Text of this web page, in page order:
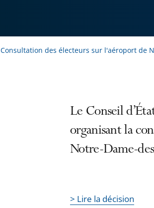
Consultation des électeurs sur l'aéroport de
Le Conseil
organisant la
Notre-Dame-
> Lire la décision